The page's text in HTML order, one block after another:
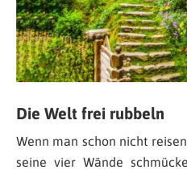
Die Welt frei rubbeln
Wenn man schon nicht
seine vier Wände